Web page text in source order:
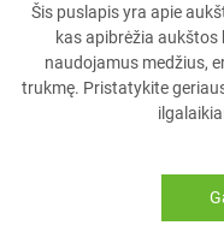
Šis puslapis yra apie
kas apibrėžia
naudojamus medžius,
trukmę. Pristatykite